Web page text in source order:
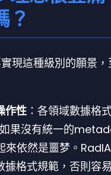
？
現這種級別的願景，
作性 ：各領域數據格
如果沒有統一的
依然是噩梦。
據格式規範，否則容